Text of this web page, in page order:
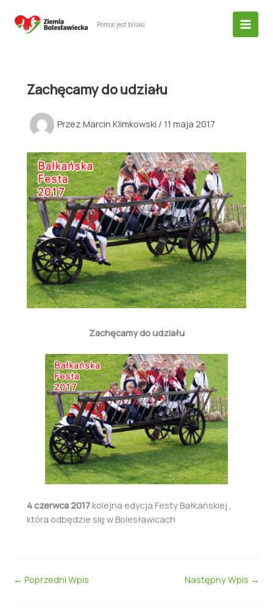
Pomoc jest blisko.
Zachęcamy do udziału
Przez Marcin Klimkowski / 11 maja 2017
Zachęcamy do udziału
4 czerwca 2017 kolejna edycja Festy Bałkańskiej ,
która odbędzie się w Bolesławicach
← Poprzedni Wpis Następny Wpis →